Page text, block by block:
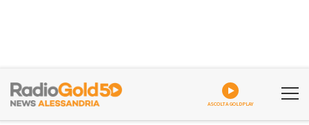
ASCOLTA GOLDPLAY